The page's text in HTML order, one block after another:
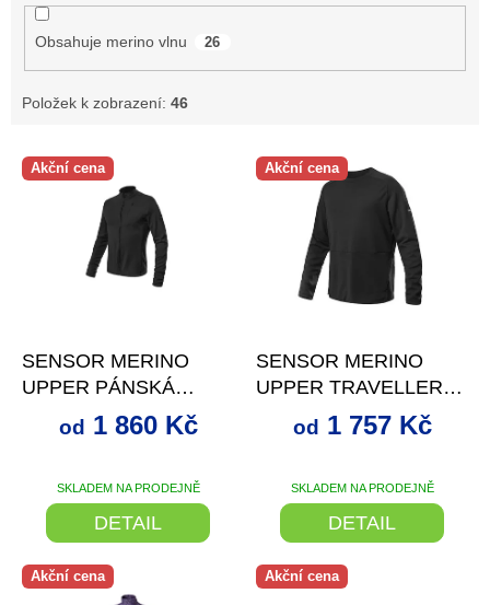
Obsahuje merino vlnu 26
Položek k zobrazení: 46
V Akční cena
SENSOR MERINO
UPPER PÁNSKÁ
MIKINA CELOZIP
ČERNÁ
SKLADEM NA PRODEJNĚ
od 1 860 Kč
DETAIL
Akční cena
SENSOR MERINO
UPPER TRAVELLER
PÁNSKÁ MIKINA
ČERNÁ
SKLADEM NA PRODEJNĚ
od 1 757 Kč
DETAIL
Akční cena Akční cena